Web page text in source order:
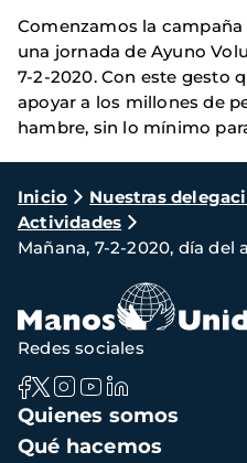
Comenzamos la campaña
una jornada de Ayuno
7-2-2020. Con este gesto
apoyar a los millones de
hambre, sin lo mínimo
Ruta
de
navegación
Inicio Nuestras
Actividades
Mañana, 7-2-2020, día del
Navegación
principal
Quienes somos
Qué hacemos
Redes sociales